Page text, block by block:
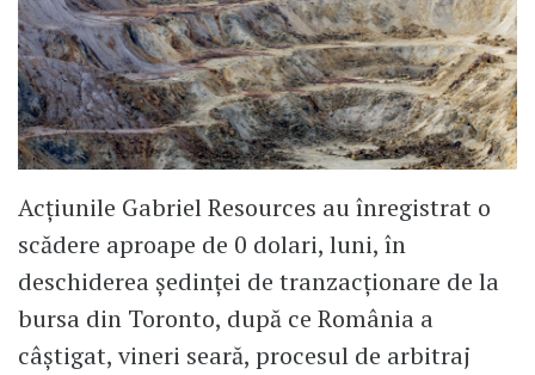
Acțiunile Gabriel Resources au înregistrat o
scădere aproape de 0 dolari, luni, în
deschiderea ședinței de tranzacționare de la
bursa din Toronto, după ce România a
câștigat, vineri seară, procesul de arbitraj